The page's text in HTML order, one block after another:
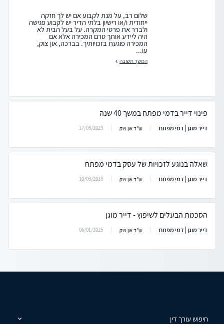
שלום רב, על מנת לקבוע אם יש לך חזקה
ייחודית ו/או רישיון בלתי הדיר יש לקבוע פגישה
ולברר את פרטי המקרה. על בעל הבית לא
היה ליידע אותך טרם המכירה אלא אם
המכירה פוגעת בזכויותיך. בברכה, און צוק,
עו...
המשך תשובה
פינוי דייר בדמי מפתח במשך 40 שנה
דייר מוגן | דמי מפתח עו"ד און צוק 17/03/2023
שאלה בנוגע לזכויות של עסק בדמי מפתח
דייר מוגן | דמי מפתח עו"ד און צוק 10/03/2018
הסכמת הבעלים לשיפוץ - דייר מוגן
דייר מוגן | דמי מפתח עו"ד און צוק 06/01/2025
חיפוש עורך דין